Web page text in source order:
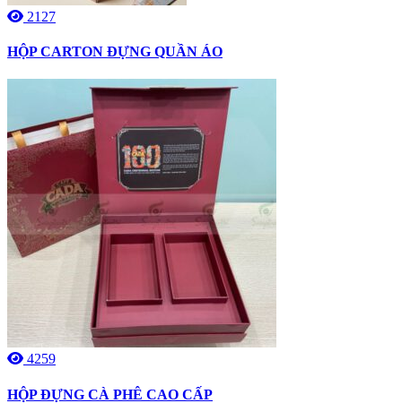
2127
HỘP CARTON ĐỰNG QUẦN ÁO
4259
HỘP ĐỰNG CÀ PHÊ CAO CẤP